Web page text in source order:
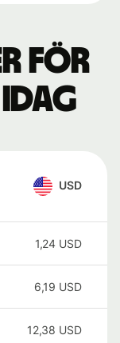
för
idag
USD
1,24 USD
6,19 USD
12,38 USD